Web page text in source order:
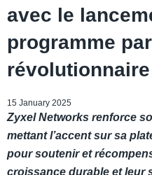
avec le
programme
révolutionnaire
15 January 2025
Zyxel Networks renforce
mettant l’accent sur sa
pour soutenir et
croissance durable et leur